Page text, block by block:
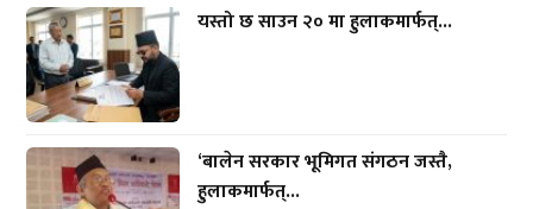
यस्तो छ साउन २० मा हुलाकमार्फत्...
‘बालेन सरकार भूमिगत संगठन जस्तै,
हुलाकमार्फत्...